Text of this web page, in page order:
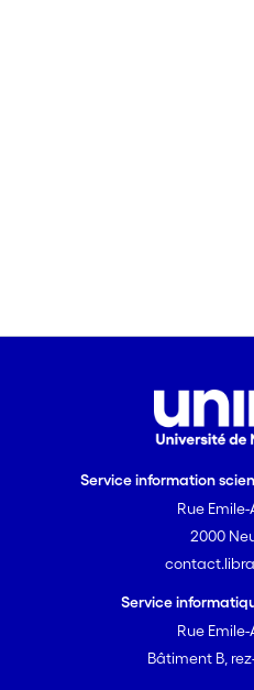
Service information
Rue Emile-
2000
Service
Rue Emile-
Bâtiment B,